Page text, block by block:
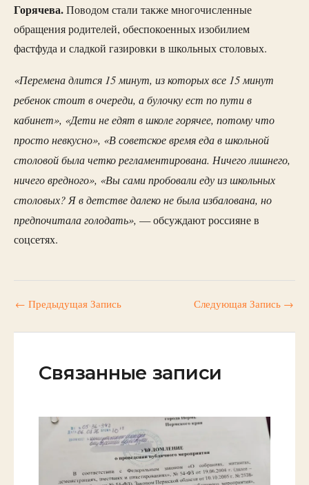
Горячева.Поводом стали также многочисленные
обращения родителей, обеспокоенных изобилием
фастфуда и сладкой газировки в школьных столовых.
«Перемена длится 15 минут, из которых все 15 минут
ребенок стоит в очереди, а булочку ест по пути в
кабинет», «Дети не едят в школе горячее, потому что
просто невкусно», «В советское время еда в школьной
столовой была четко регламентирована. Ничего лишнего,
ничего вредного», «Вы сами пробовали еду из школьных
столовых? Я в детстве далеко не была избалована, но
предпочитала голодать», — обсуждают россияне в
соцсетях.
← Предыдущая Запись Следующая Запись →
Связанные записи